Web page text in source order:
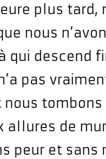
plus
nous
qui descend
pas
nous
de
peur et sans